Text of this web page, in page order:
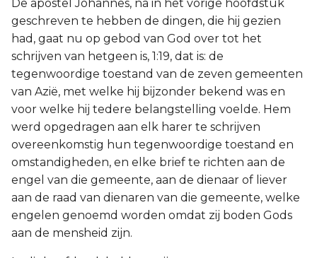
De apostel Johannes, na in het vorige hoofdstuk
geschreven te hebben de dingen, die hij gezien
had, gaat nu op gebod van God over tot het
schrijven van hetgeen is, 1:19, dat is: de
tegenwoordige toestand van de zeven gemeenten
van Azië, met welke hij bijzonder bekend was en
voor welke hij tedere belangstelling voelde. Hem
werd opgedragen aan elk harer te schrijven
overeenkomstig hun tegenwoordige toestand en
omstandigheden, en elke brief te richten aan de
engel van die gemeente, aan de dienaar of liever
aan de raad van dienaren van die gemeente, welke
engelen genoemd worden omdat zij boden Gods
aan de mensheid zijn.